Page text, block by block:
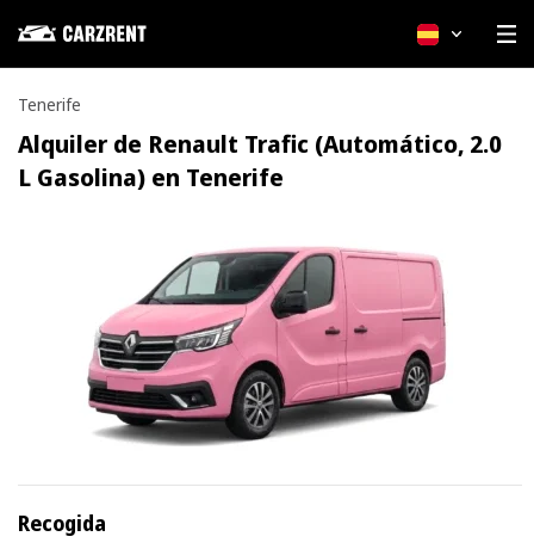
Español
Tenerife
Alquiler de Renault Trafic (Automático, 2.0
L Gasolina) en Tenerife
Recogida